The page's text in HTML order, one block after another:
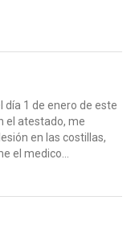
día 1 de enero de este
el atestado, me
en las costillas,
el medico...